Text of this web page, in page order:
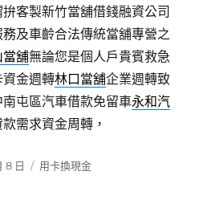
客製新竹當舖借錢融資公司
務及車齡合法傳統當舖專營之
當舖無論您是個人戶貴賓救急
資金週轉林口當舖企業週轉致
屯區汽車借款免留車永和汽
需求資金周轉，
8 日
分
用卡換現金